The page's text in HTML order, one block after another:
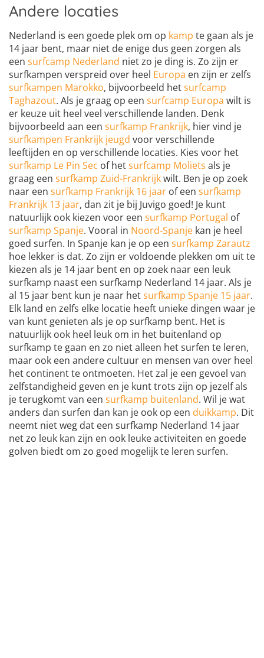
Andere locaties
Nederland is een goede plek om op kamp te gaan als je
14 jaar bent, maar niet de enige dus geen zorgen als
een surfcamp Nederland niet zo je ding is. Zo zijn er
surfkampen verspreid over heel Europa en zijn er zelfs
surfkampen Marokko, bijvoorbeeld hetsurfcamp
Taghazout. Als je graag op een surfcamp Europa wilt is
er keuze uit heel veel verschillende landen. Denk
bijvoorbeeld aan een surfkamp Frankrijk, hier vind je
surfkampen Frankrijk jeugd voor verschillende
leeftijden en op verschillende locaties. Kies voor het
surfkamp Le Pin Sec of hetsurfcamp Moliets als je
graag een surfkamp Zuid-Frankrijkwilt. Ben je op zoek
naar een surfkamp Frankrijk 16 jaar of een surfkamp
Frankrijk 13 jaar, dan zit je bij Juvigo goed! Je kunt
natuurlijk ook kiezen voor een surfkamp Portugal of
surfkamp Spanje. Vooral in Noord-Spanje kan je heel
goed surfen. In Spanje kan je op een surfkamp Zarautz
hoe lekker is dat. Zo zijn er voldoende plekken om uit te
kiezen als je 14 jaar bent en op zoek naar een leuk
surfkamp naast een surfkamp Nederland 14 jaar. Als je
al 15 jaar bent kun je naar hetsurfkamp Spanje 15 jaar.
Elk land en zelfs elke locatie heeft unieke dingen waar je
van kunt genieten als je op surfkamp bent. Het is
natuurlijk ook heel leuk om in het buitenland op
surfkamp te gaan en zo niet alleen het surfen te leren,
maar ook een andere cultuur en mensen van over heel
het continent te ontmoeten. Het zal je een gevoel van
zelfstandigheid geven en je kunt trots zijn op jezelf als
je terugkomt van een surfkamp buitenland. Wil je wat
anders dan surfen dan kan je ook op een duikkamp. Dit
neemt niet weg dat een surfkamp Nederland 14 jaar
net zo leuk kan zijn en ook leuke activiteiten en goede
golven biedt om zo goed mogelijk te leren surfen.